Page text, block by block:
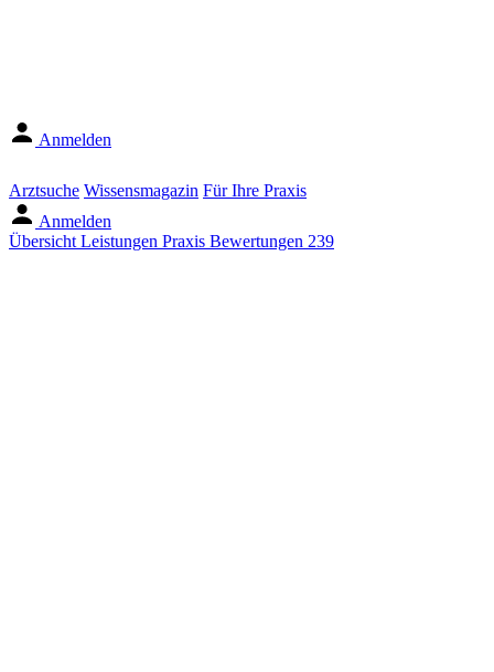
Anmelden
Arztsuche Wissensmagazin Für Ihre Praxis
Anmelden
Übersicht Leistungen Praxis Bewertungen 239